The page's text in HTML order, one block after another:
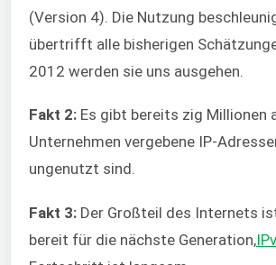
(Version 4). Die Nutzung
übertrifft alle bisherigen
2012 werden sie uns ausgehen.
Fakt 2: Es gibt bereits zig Millionen
Unternehmen vergebene IP-
ungenutzt sind.
Fakt 3: Der Großteil des Internets
bereit für die nächste Generation,